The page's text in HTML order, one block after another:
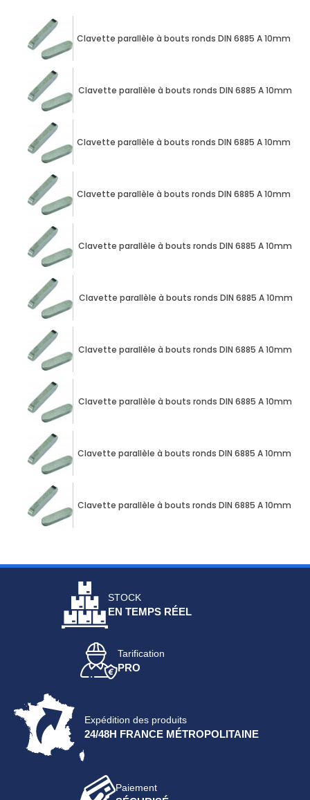
Clavette parallèle à bouts ronds DIN 6885 A 10mm X
Clavette parallèle à bouts ronds DIN 6885 A 10mm X
Clavette parallèle à bouts ronds DIN 6885 A 10mm X
Clavette parallèle à bouts ronds DIN 6885 A 10mm X
Clavette parallèle à bouts ronds DIN 6885 A 10mm X
Clavette parallèle à bouts ronds DIN 6885 A 10mm X
Clavette parallèle à bouts ronds DIN 6885 A 10mm X
Clavette parallèle à bouts ronds DIN 6885 A 10mm X
Clavette parallèle à bouts ronds DIN 6885 A 10mm X
Clavette parallèle à bouts ronds DIN 6885 A 10mm X
STOCK
EN TEMPS RÉEL
Tarification
PRO
Expédition des produits
24/48H FRANCE MÉTROPOLITAINE
Paiement